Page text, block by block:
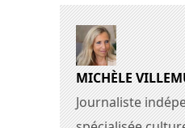
MICHÈLE
Journaliste